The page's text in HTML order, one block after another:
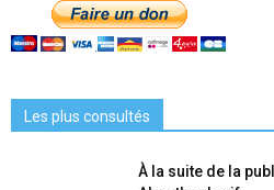
Les plus consultés
À la suite de la